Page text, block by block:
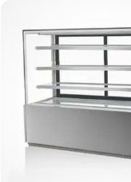
精品巧
观，带独
开放式
的恒温
小型烘
温度稳定